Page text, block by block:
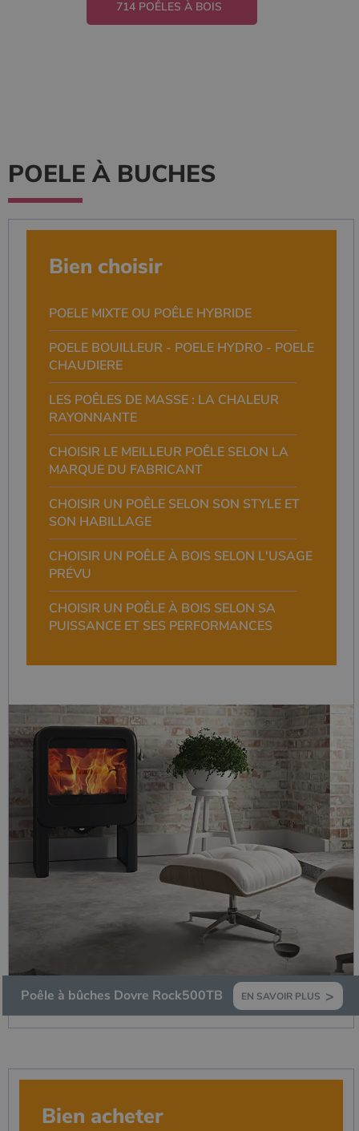
714 POÊLES À BOIS
POELE À BUCHES
Bien choisir
POELE MIXTE OU POÊLE HYBRIDE
POELE BOUILLEUR - POELE HYDRO - POELE
CHAUDIERE
LES POÊLES DE MASSE : LA CHALEUR
RAYONNANTE
CHOISIR LE MEILLEUR POÊLE SELON LA
MARQUE DU FABRICANT
CHOISIR UN POÊLE SELON SON STYLE ET
SON HABILLAGE
CHOISIR UN POÊLE À BOIS SELON L'USAGE
PRÉVU
CHOISIR UN POÊLE À BOIS SELON SA
PUISSANCE ET SES PERFORMANCES
Poêle à bûches Dovre Rock500TB EN SAVOIR PLUS
Bien acheter